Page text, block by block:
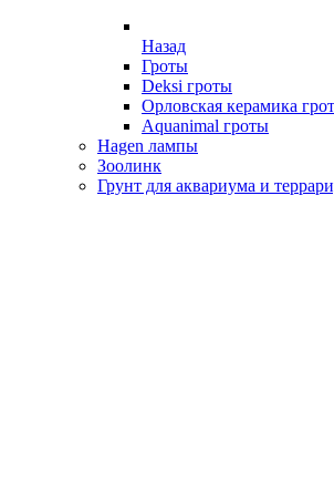
Назад
Гроты
Deksi гроты
Орловская керамика
Aquanimal гроты
Hagen лампы
Зоолинк
Грунт для аквариума и